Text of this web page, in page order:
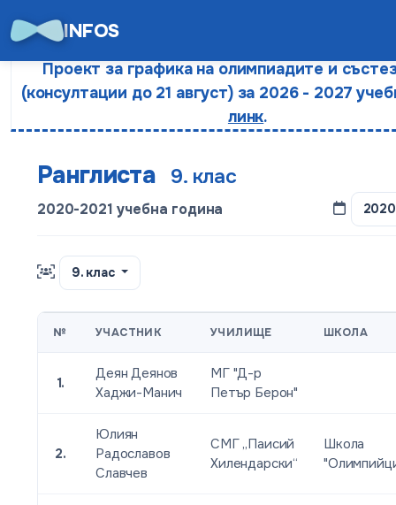
INFOS
Проект за графика на олимпиадите и
(консултации до 21 август) за 2026 - 2027
линк.
Ранглиста 9. клас
2020-2021 учебна година
9. клас
№ УЧАСТНИК УЧИЛИЩЕ ШКОЛА
1.
Деян Деянов
Хаджи-Манич
МГ "Д-р
Петър Берон"
2.
Юлиян
Радославов
Славчев
СМГ „Паисий
Хилендарски“
Школа